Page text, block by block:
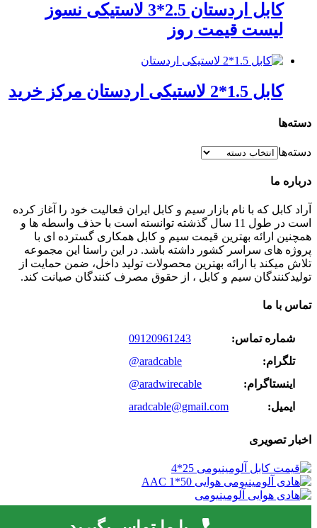
کابل اردستان 2.5*3 لاستیکی نسوز
لیست قیمت روز
کابل 1.5*2 لاستیکی اردستان مرکز خرید
دسته‌ها
دسته‌ها
درباره ما
آراد کابل که با نام بازار سیم و کابل ایران فعالیت خود را آغاز کرده
است در طول 11 سال گذشته توانسته است با حذف واسطه ها و
همچنین ارائه بهترین قیمت سیم و کابل همکاری گسترده ای با
پروژه های سراسر کشور داشته باشد. در این راستا این مجموعه
تلاش میکند با ارائه بهترین محصولات تولید داخل، ضمن حمایت از
تولیدکنندگان سیم و کابل ، از حقوق مصرف کنندگان صیانت کند.
تماس با ما
شماره تماس:
09120961243
تلگرام:
@aradcable
اینستاگرام:
@aradwirecable
ایمیل:
aradcable@gmail.com
اخبار تصویری
© 2026 | کلیه حقوق مادی و معنوی این وب سایت متعلق است به